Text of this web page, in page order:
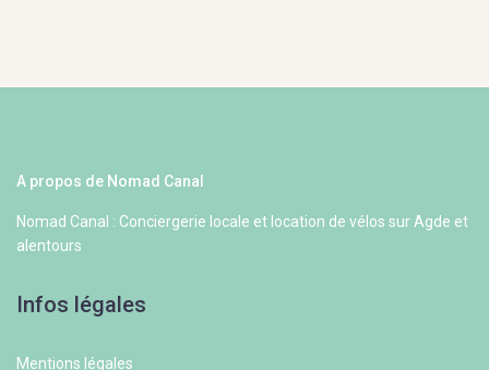
A propos de Nomad Canal
Nomad Canal : Conciergerie locale et location de vélos sur Agde et
alentours
Infos légales
Mentions légales